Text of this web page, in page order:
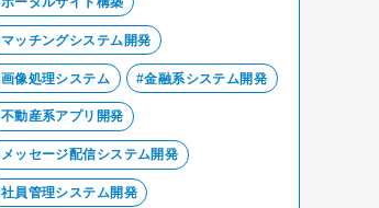
マッチングシステム開発
画像処理システム 金融系システム開発
不動産系アプリ開発
メッセージ配信システム開発
社員管理システム開発